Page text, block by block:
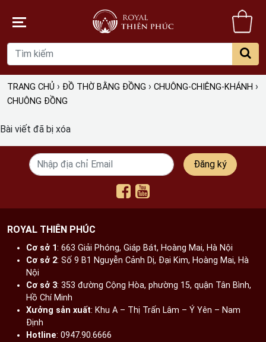
TRANG CHỦ › ĐỒ THỜ BẰNG ĐỒNG › CHUÔNG-CHIÊNG-KHÁNH ›
CHUÔNG ĐỒNG
Bài viết đã bị xóa
Đăng ký
ROYAL THIÊN PHÚC
Cơ sở 1: 663 Giải Phóng, Giáp Bát, Hoàng Mai, Hà Nội​
Cơ sở 2: Số 9 B1 Nguyễn Cảnh Dị, Đại Kim, Hoàng Mai, Hà
Nội​
Cơ sở 3: 353 đường Cộng Hòa, phường 15, quận Tân Bình,
Hồ Chí Minh
Xưởng sản xuất: Khu A – Thị Trấn Lâm – Ý Yên – Nam
Định​
Hotline: 0947.90.6666